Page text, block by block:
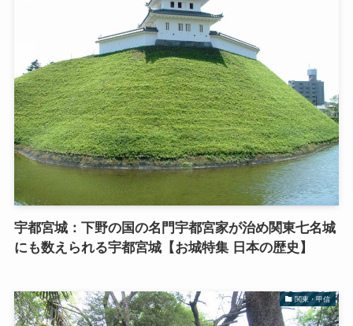
宇都宮城：下野の国の名門宇都宮家が治め関東七名城
にも数えられる宇都宮城【お城特集 日本の歴史】
関東・甲信